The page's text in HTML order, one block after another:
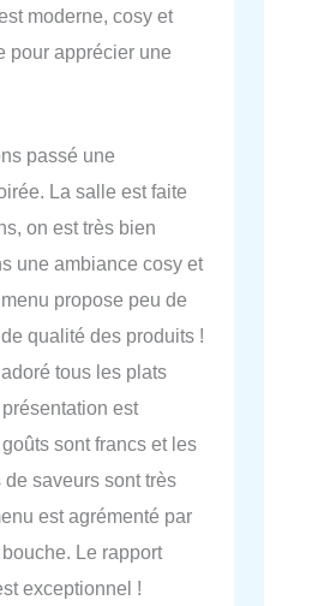
moderne, cosy et
pour apprécier une
passé une
La salle est faite
on est très bien
une ambiance cosy et
propose peu de
qualité des produits !
tous les plats
est
sont francs et les
saveurs sont très
est agrémenté par
Le rapport
exceptionnel !